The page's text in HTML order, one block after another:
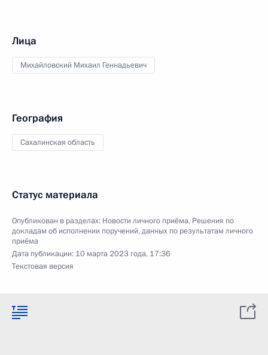
Лица
Михайловский Михаил Геннадьевич
География
Сахалинская область
Статус материала
Опубликован в разделах: Новости личного приёма, Решения по
докладам об исполнении поручений, данных по результатам личного
приёма
Дата публикации: 10 марта 2023 года, 17:36
Текстовая версия